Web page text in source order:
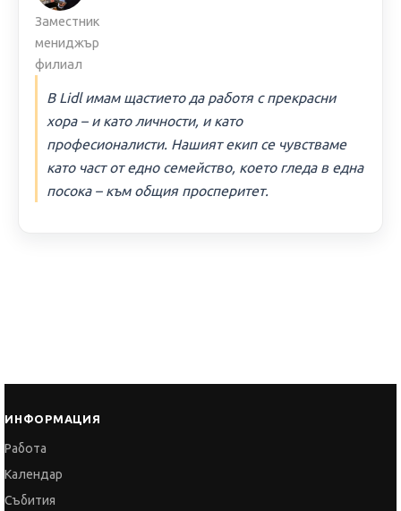
Заместник
мениджър
филиал
В Lidl имам щастието да работя с прекрасни
хора – и като личности, и като
професионалисти. Нашият екип се чувстваме
като част от едно семейство, което гледа в една
посока – към общия просперитет.
Събития
Бюлетин
Признание
Партньори